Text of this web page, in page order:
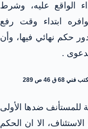
الواقع عليه، وشرط
ابتداء وقت رفع
حكم نهائي فيها، وأن
.
للمستأنف ضدها الأولى
الا ان الحكم